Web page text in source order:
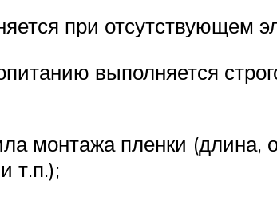
при отсутствующем
выполняется
монтажа пленки (длина,
т.п.);